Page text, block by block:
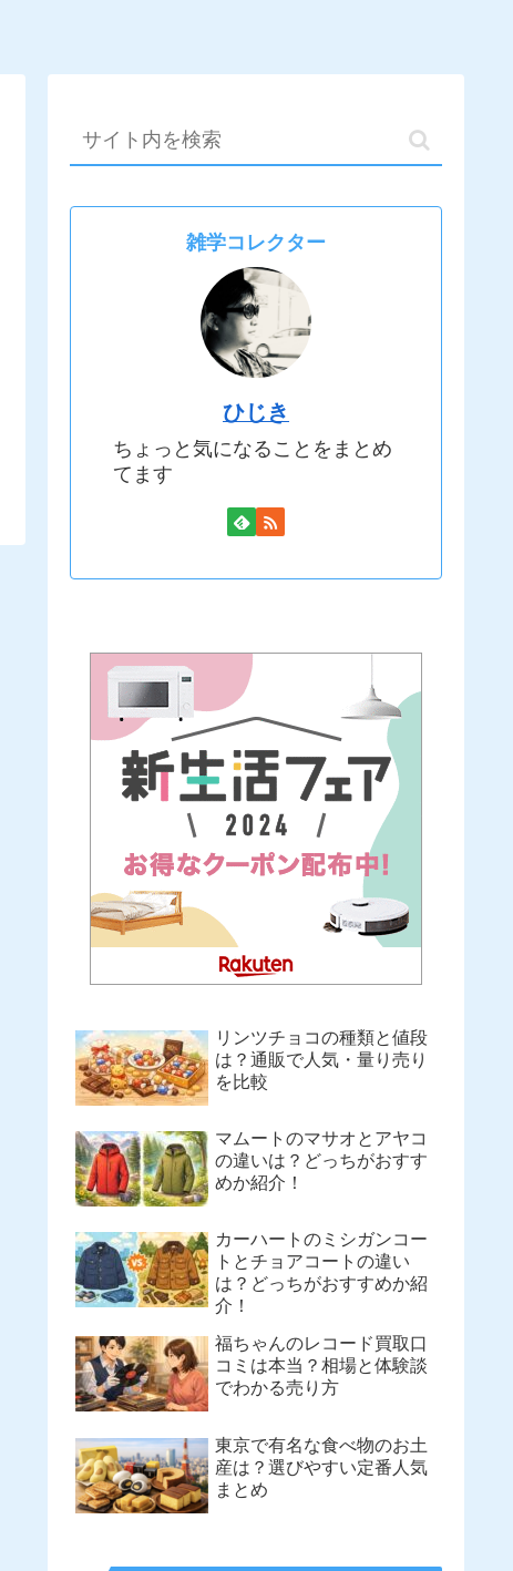
雑学コレクター
ひじき
ちょっと気になることをまとめ
てます
リンツチョコの種類と値段
は？通販で人気・量り売り
を比較
マムートのマサオとアヤコ
の違いは？どっちがおすす
めか紹介！
カーハートのミシガンコー
トとチョアコートの違い
は？どっちがおすすめか紹
介！
福ちゃんのレコード買取口
コミは本当？相場と体験談
でわかる売り方
東京で有名な食べ物のお土
産は？選びやすい定番人気
まとめ